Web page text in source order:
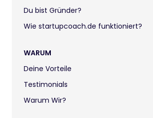
Du bist Gründer?
Wie startupcoach.de funktioniert?
WARUM
Deine Vorteile
Testimonials
Warum Wir?